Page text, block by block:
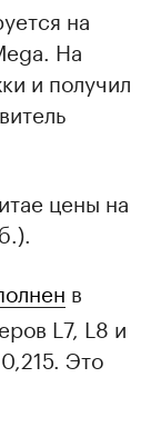
на
На
и получил
цены на
в
L7, L8 и
Это